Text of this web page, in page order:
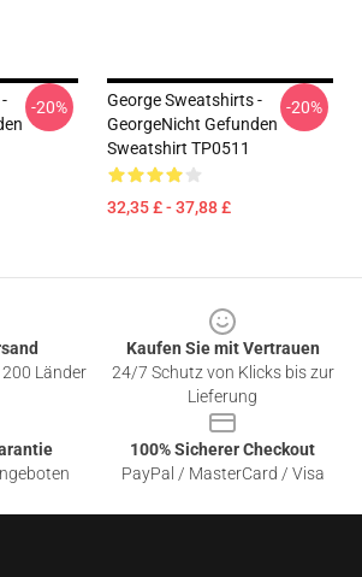
-20%
George Sweatshirts -
GeorgeNicht Gefunden
Sweatshirt TP0511
32,35 £ - 37,88 £
-20%
Länder
Kaufen Sie mit Vertrauen
24/7 Schutz von Klicks bis zur
Lieferung
100% Sicherer Checkout
PayPal / MasterCard / Visa